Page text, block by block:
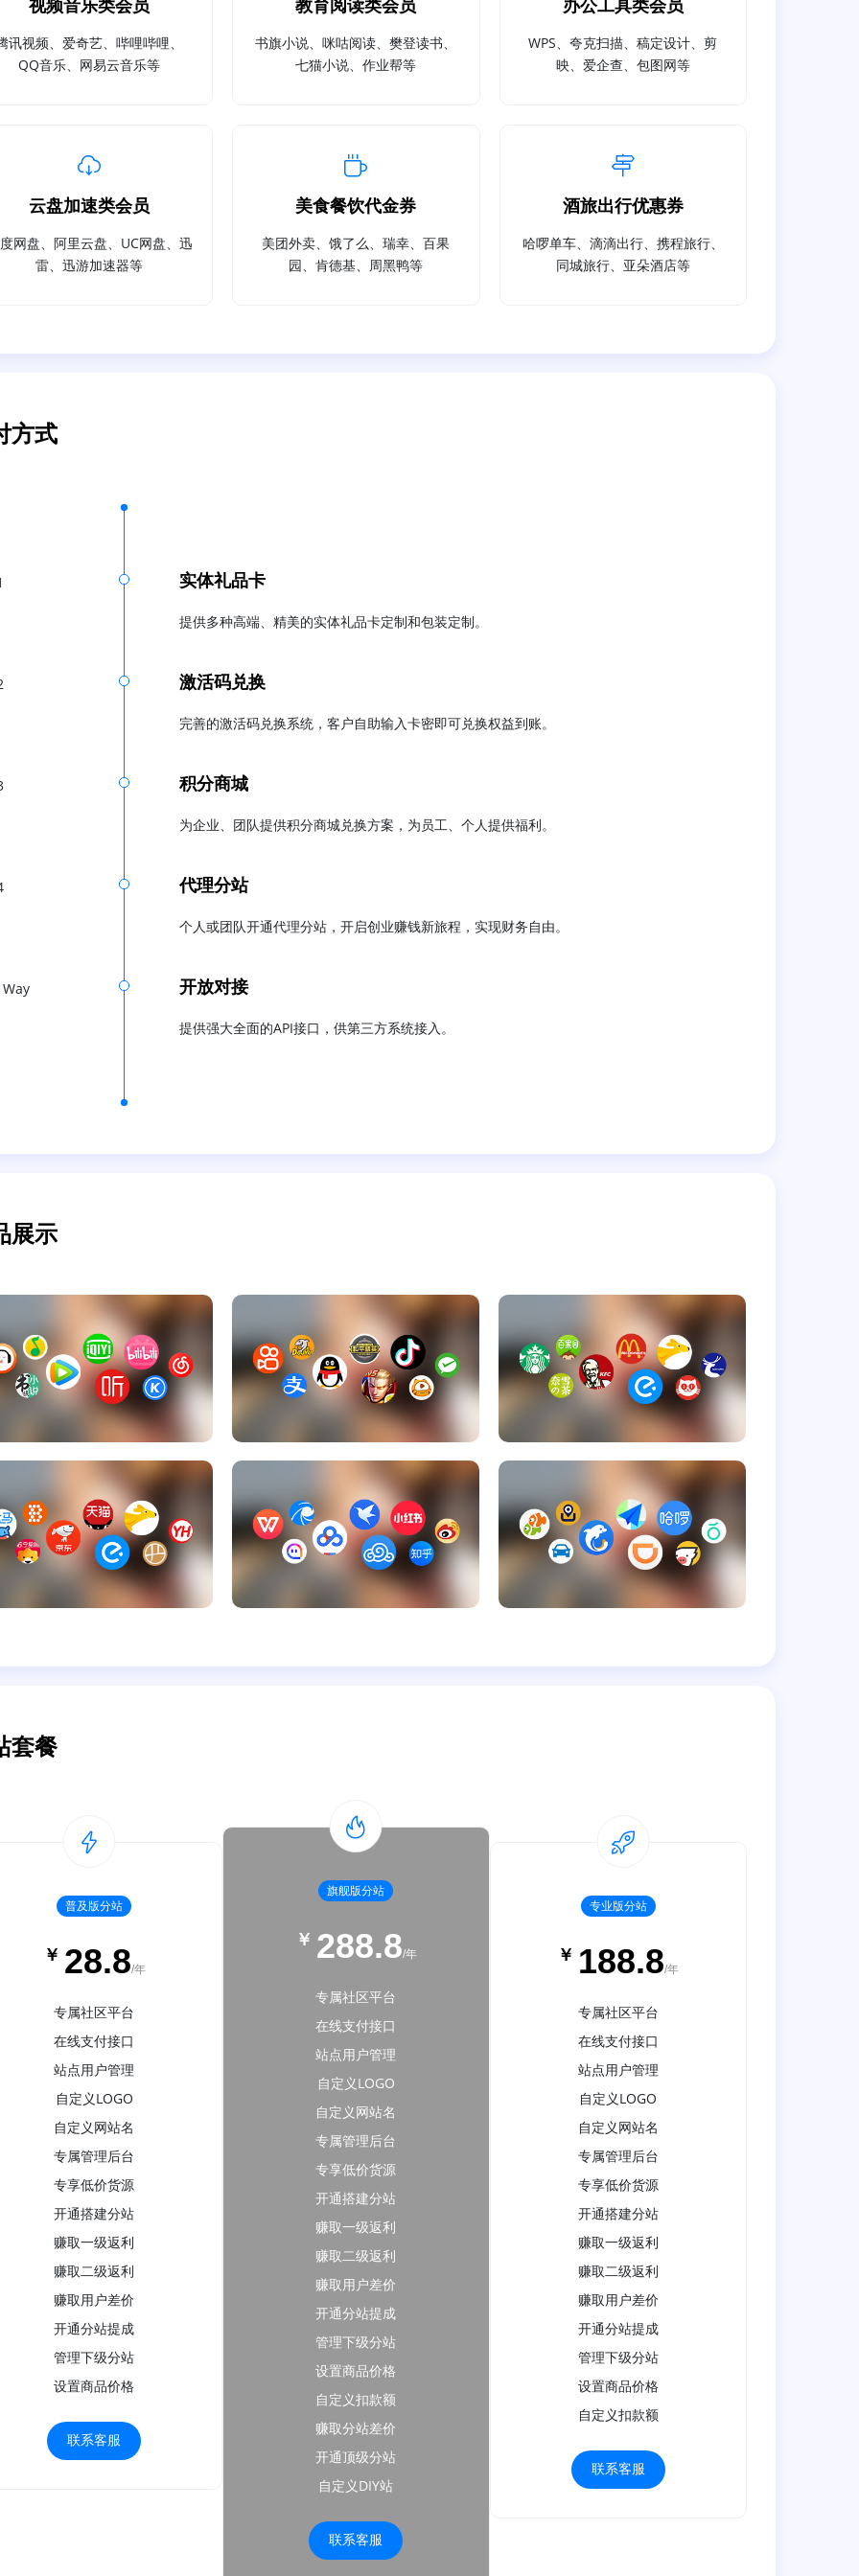
视频音乐类会员
讯视频、爱奇艺、哔哩哔哩、
QQ音乐、网易云音乐等
教育阅读类会员
书旗小说、咪咕阅读、樊登读书、
七猫小说、作业帮等
办公工具类会员
WPS、夸克扫描、稿定设计、剪
映、爱企查、包图网等
云盘加速类会员
网盘、阿里云盘、UC网盘、迅
雷、迅游加速器等
美食餐饮代金券
美团外卖、饿了么、瑞幸、百果
园、肯德基、周黑鸭等
酒旅出行优惠券
哈啰单车、滴滴出行、携程旅行、
同城旅行、亚朵酒店等
方式
实体礼品卡
提供多种高端、精美的实体礼品卡定制和包装定制。
激活码兑换
完善的激活码兑换系统，客户自助输入卡密即可兑换权益到账。
积分商城
为企业、团队提供积分商城兑换方案，为员工、个人提供福利。
代理分站
个人或团队开通代理分站，开启创业赚钱新旅程，实现财务自由。
开放对接
提供强大全面的API接口，供第三方系统接入。
展示
套餐
普及版分站
￥ 28.8/年
专属社区平台
在线支付接口
站点用户管理
自定义LOGO
自定义网站名
专属管理后台
专享低价货源
开通搭建分站
赚取一级返利
赚取二级返利
赚取用户差价
开通分站提成
管理下级分站
设置商品价格
联系客服
旗舰版分站
￥ 288.8/年
专属社区平台
在线支付接口
站点用户管理
自定义LOGO
自定义网站名
专属管理后台
专享低价货源
开通搭建分站
赚取一级返利
赚取二级返利
赚取用户差价
开通分站提成
管理下级分站
设置商品价格
自定义扣款额
赚取分站差价
开通顶级分站
自定义DIY站
联系客服
专业版分站
￥ 188.8/年
专属社区平台
在线支付接口
站点用户管理
自定义LOGO
自定义网站名
专属管理后台
专享低价货源
开通搭建分站
赚取一级返利
赚取二级返利
赚取用户差价
开通分站提成
管理下级分站
设置商品价格
自定义扣款额
联系客服